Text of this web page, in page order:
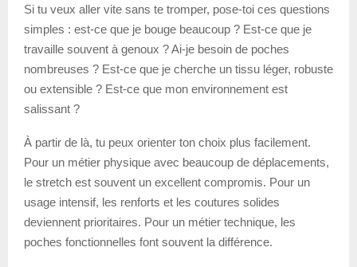
Si tu veux aller vite sans te tromper, pose-toi ces questions
simples : est-ce que je bouge beaucoup ? Est-ce que je
travaille souvent à genoux ? Ai-je besoin de poches
nombreuses ? Est-ce que je cherche un tissu léger, robuste
ou extensible ? Est-ce que mon environnement est
salissant ?
À partir de là, tu peux orienter ton choix plus facilement.
Pour un métier physique avec beaucoup de déplacements,
le stretch est souvent un excellent compromis. Pour un
usage intensif, les renforts et les coutures solides
deviennent prioritaires. Pour un métier technique, les
poches fonctionnelles font souvent la différence.